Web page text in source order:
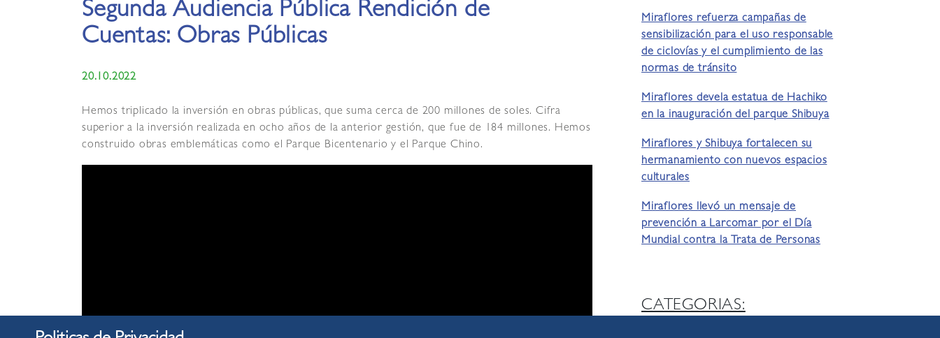
Segunda Audiencia Pública Rendición de
Cuentas: Obras Públicas
20.10.2022
Hemos triplicado la inversión en obras públicas, que suma cerca de 200 millones de soles. Cifra
superior a la inversión realizada en ocho años de la anterior gestión, que fue de 184 millones. Hemos
construido obras emblemáticas como el Parque Bicentenario y el Parque Chino.
Miraflores refuerza campañas de
sensibilización para el uso responsable
de ciclovías y el cumplimiento de las
normas de tránsito
Miraflores devela estatua de Hachiko
en la inauguración del parque Shibuya
Miraflores y Shibuya fortalecen su
hermanamiento con nuevos espacios
culturales
Miraflores llevó un mensaje de
prevención a Larcomar por el Día
Mundial contra la Trata de Personas
CATEGORIAS: